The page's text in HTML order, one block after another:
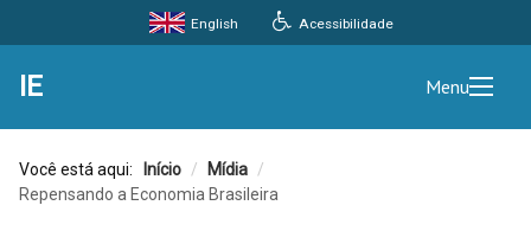
Acessibilidade
English
IE Menu
Você está aqui: Início / Mídia /
Repensando a Economia Brasileira